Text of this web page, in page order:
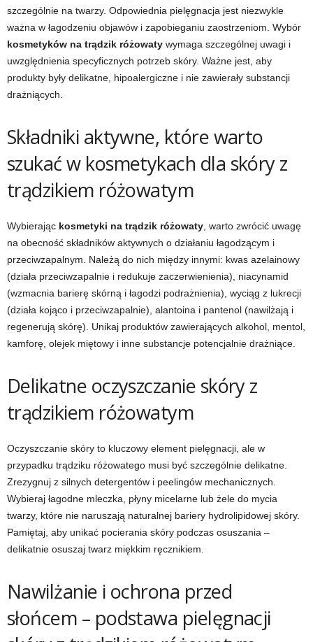
szczególnie na twarzy. Odpowiednia pielęgnacja jest niezwykle
ważna w łagodzeniu objawów i zapobieganiu zaostrzeniom. Wybór
kosmetyków na trądzik różowaty wymaga szczególnej uwagi i
uwzględnienia specyficznych potrzeb skóry. Ważne jest, aby
produkty były delikatne, hipoalergiczne i nie zawierały substancji
drażniących.
Składniki aktywne, które warto
szukać w kosmetykach dla skóry z
trądzikiem różowatym
Wybierając kosmetyki na trądzik różowaty , warto zwrócić uwagę
na obecność składników aktywnych o działaniu łagodzącym i
przeciwzapalnym. Należą do nich między innymi: kwas azelainowy
(działa przeciwzapalnie i redukuje zaczerwienienia), niacynamid
(wzmacnia barierę skórną i łagodzi podrażnienia), wyciąg z lukrecji
(działa kojąco i przeciwzapalnie), alantoina i pantenol (nawilżają i
regenerują skórę). Unikaj produktów zawierających alkohol, mentol,
kamforę, olejek miętowy i inne substancje potencjalnie drażniące.
Delikatne oczyszczanie skóry z
trądzikiem różowatym
Oczyszczanie skóry to kluczowy element pielęgnacji, ale w
przypadku trądziku różowatego musi być szczególnie delikatne.
Zrezygnuj z silnych detergentów i peelingów mechanicznych.
Wybieraj łagodne mleczka, płyny micelarne lub żele do mycia
twarzy, które nie naruszają naturalnej bariery hydrolipidowej skóry.
Pamiętaj, aby unikać pocierania skóry podczas osuszania –
delikatnie osuszaj twarz miękkim ręcznikiem.
Nawilżanie i ochrona przed
słońcem – podstawa pielęgnacji